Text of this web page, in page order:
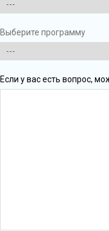
Выберите программу
Если у вас есть вопрос,